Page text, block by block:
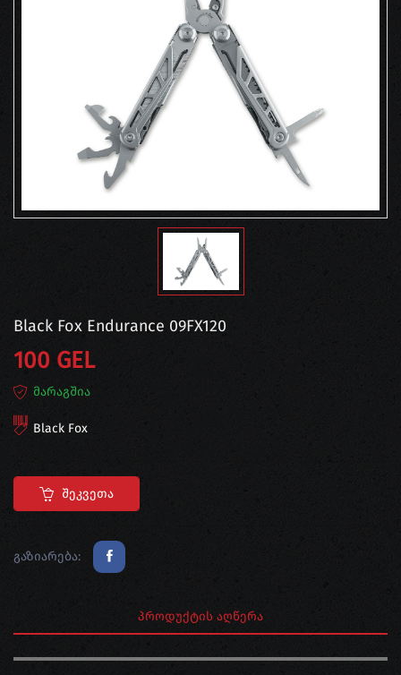
Black Fox Endurance 09FX120
100 GEL
მარაგშია
Black Fox
Შეკვეთა
გაზიარება:
ᲞᲠᲝᲓᲣᲥᲢᲘᲡ ᲐᲦᲬᲔᲠᲐ